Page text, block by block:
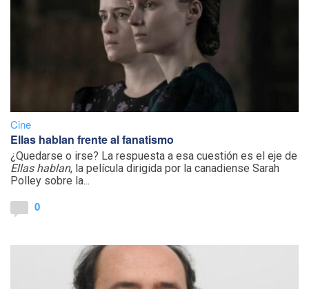
Cine
Ellas hablan frente al fanatismo
¿Quedarse o irse? La respuesta a esa cuestión es el eje de
Ellas hablan, la película dirigida por la canadiense Sarah
Polley sobre la...
0